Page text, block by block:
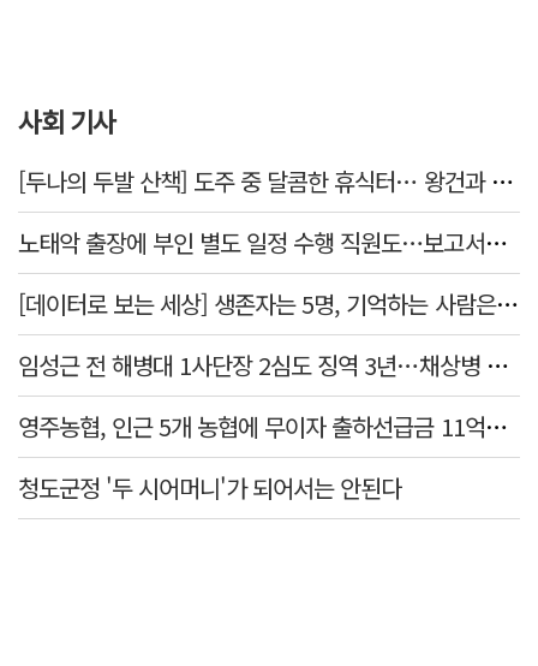
사회 기사
[두나의 두발 산책] 도주 중 달콤한 휴식터… 왕건과 지명 산책
노태악 출장에 부인 별도 일정 수행 직원도…보고서엔 '공식일정 참석'
[데이터로 보는 세상] 생존자는 5명, 기억하는 사람은 늘었다
임성근 전 해병대 1사단장 2심도 징역 3년…채상병 순직 책임 유죄
영주농협, 인근 5개 농협에 무이자 출하선급금 11억원 지원…상생 유통망 강화
청도군정 '두 시어머니'가 되어서는 안된다